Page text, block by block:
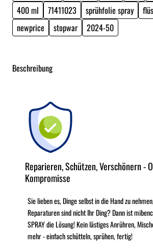
400 ml
71411023 sprühfolie spray
newprice
stopwar 2024-50
Beschreibung
Reparieren, Schützen, Verschönern -
Kompromisse
Sie lieben es, Dinge selbst in die Hand zu
Reparaturen sind nicht Ihr Ding? Dann ist
SPRAY die Lösung! Kein lästiges Anrühren,
mehr - einfach schütteln, sprühen, fertig!